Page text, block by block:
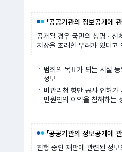
「공공기관의 정보공개에
공개될 경우 국민의 생명ㆍ신
지장을 초래할 우려가 있다고
범죄의 목표가 되는 시설
정보
비관리청 항만 공사 인허가
민원인의 이익을 침해하는
「공공기관의 정보공개에
진행 중인 재판에 관련된 정